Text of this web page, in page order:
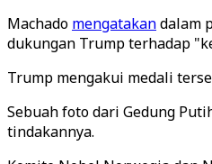
Machado mengatakandalam
dukungan Trump terhadap
Trump mengakui medali
Sebuah foto dari Gedung
tindakannya.